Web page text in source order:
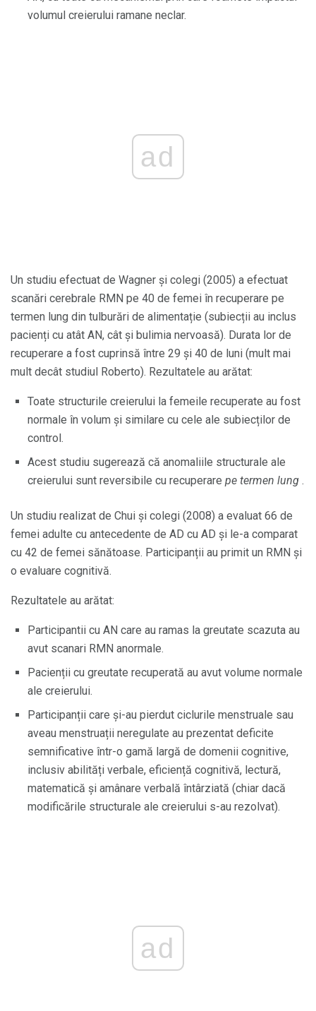
volumul creierului ramane neclar.
ad
Un studiu efectuat de Wagner și colegi (2005) a efectuat
scanări cerebrale RMN pe 40 de femei în recuperare pe
termen lung din tulburări de alimentație (subiecții au inclus
pacienți cu atât AN, cât și bulimia nervoasă). Durata lor de
recuperare a fost cuprinsă între 29 și 40 de luni (mult mai
mult decât studiul Roberto). Rezultatele au arătat:
Toate structurile creierului la femeile recuperate au fost
normale în volum și similare cu cele ale subiecților de
control.
Acest studiu sugerează că anomaliile structurale ale
creierului sunt reversibile cu recuperare pe termen lung .
Un studiu realizat de Chui și colegi (2008) a evaluat 66 de
femei adulte cu antecedente de AD cu AD și le-a comparat
cu 42 de femei sănătoase. Participanții au primit un RMN și
o evaluare cognitivă.
Rezultatele au arătat:
Participantii cu AN care au ramas la greutate scazuta au
avut scanari RMN anormale.
Pacienții cu greutate recuperată au avut volume normale
ale creierului.
Participanții care și-au pierdut ciclurile menstruale sau
aveau menstruații neregulate au prezentat deficite
semnificative într-o gamă largă de domenii cognitive,
inclusiv abilități verbale, eficiență cognitivă, lectură,
matematică și amânare verbală întârziată (chiar dacă
modificările structurale ale creierului s-au rezolvat).
ad